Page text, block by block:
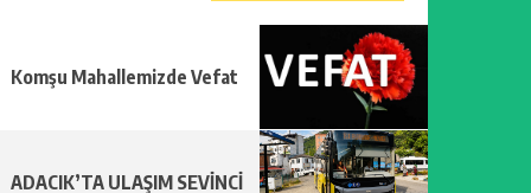
Komşu Mahallemizde Vefat
ADACIK’TA ULAŞIM SEVİNCİ